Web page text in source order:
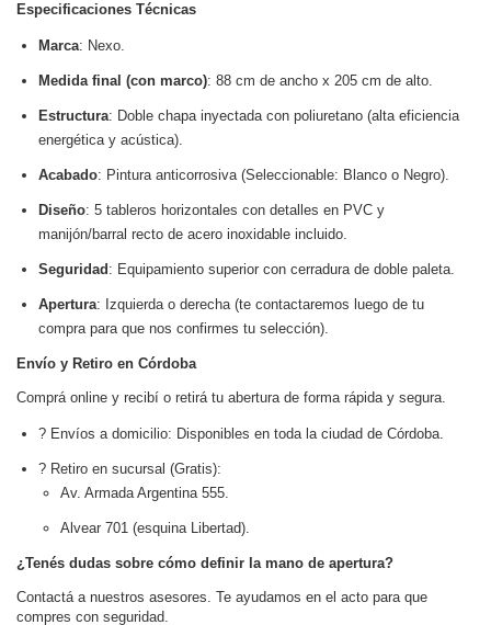
Especificaciones Técnicas
Marca: Nexo.
Medida final (con marco): 88 cm de ancho x 205 cm de alto.
Estructura: Doble chapa inyectada con poliuretano (alta eficiencia
energética y acústica).
Acabado: Pintura anticorrosiva (Seleccionable: Blanco o Negro).
Diseño: 5 tableros horizontales con detalles en PVC y
manijón/barral recto de acero inoxidable incluido.
Seguridad : Equipamiento superior con cerradura de doble paleta.
Apertura: Izquierda o derecha (te contactaremos luego de tu
compra para que nos confirmes tu selección).
Envío y Retiro en Córdoba
Comprá online y recibí o retirá tu abertura de forma rápida y segura.
? Envíos a domicilio: Disponibles en toda la ciudad de Córdoba.
? Retiro en sucursal (Gratis):
Av. Armada Argentina 555.
Alvear 701 (esquina Libertad).
¿Tenés dudas sobre cómo definir la mano de apertura?
Contactá a nuestros asesores. Te ayudamos en el acto para que
compres con seguridad.